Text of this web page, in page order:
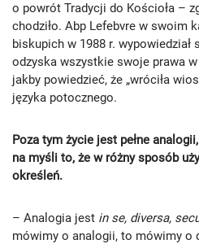
o powrót Tradycji do Kościoła –
chodziło. Abp Lefebvre w swoim
biskupich w 1988 r. wypowiedział
odzyska wszystkie swoje prawa
jakby powiedzieć, że „wróciła
języka potocznego.
Poza tym życie jest pełne
na myśli to, że w różny sposób
określeń.
– Analogia jest in se, diversa,
mówimy o analogii, to mówimy o